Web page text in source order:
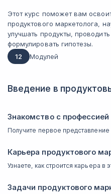
Этот курс поможет вам
продуктового маркетолога,
улучшать продукты,
формулировать гипотезы.
12
Модулей
Введение в
Знакомство с профессией
Получите первое
Карьера продуктового
Узнаете, как строится карьера в
Задачи продуктового